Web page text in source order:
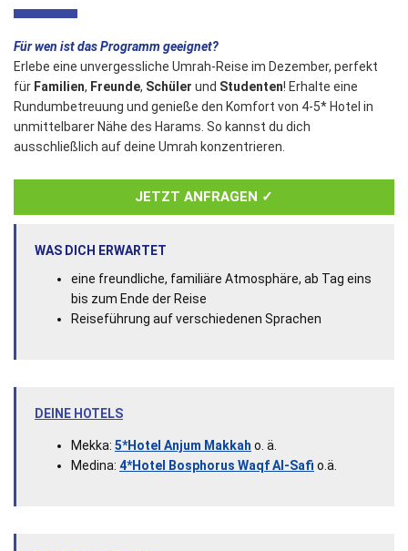
Für wen ist das Programm geeignet?
Erlebe eine unvergessliche Umrah-Reise im Dezember, perfekt
für Familien, Freunde, Schüler und Studenten! Erhalte eine
Rundumbetreuung und genieße den Komfort von 4-5* Hotel in
unmittelbarer Nähe des Harams. So kannst du dich
ausschließlich auf deine Umrah konzentrieren.
JETZT ANFRAGEN ✓
WAS DICH ERWARTET
eine freundliche, familiäre Atmosphäre, ab Tag eins
bis zum Ende der Reise
Reiseführung auf verschiedenen Sprachen
DEINE HOTELS
Mekka: 5*Hotel Anjum Makkah o. ä.
Medina: 4*Hotel Bosphorus Waqf Al-Safi o.ä.